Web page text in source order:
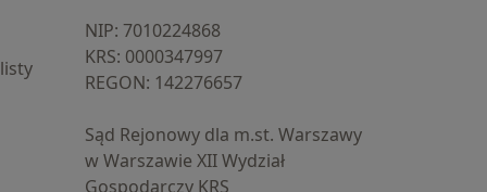
NIP: ⁠7010224868
KRS: ⁠0000347997
REGON: ⁠142276657
Sąd Rejonowy dla m.st. Warszawy
w Warszawie XII Wydział
Gospodarczy KRS